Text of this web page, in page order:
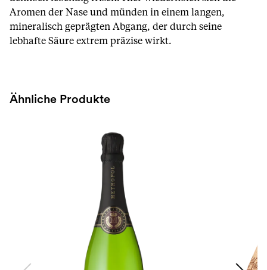
Aromen der Nase und münden in einem langen,
mineralisch geprägten Abgang, der durch seine
lebhafte Säure extrem präzise wirkt.
Ähnliche Produkte